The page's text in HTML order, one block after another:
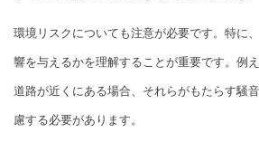
環境リスクについても注意が必要です。特に
響を与えるかを理解することが重要です。例
道路が近くにある場合、それらがもたらす騒
慮する必要があります。